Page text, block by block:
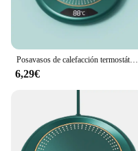
Posavasos de calefacción termostática Xiaomi, posavasos de taza calefactora USB con ajuste de 3 velocidades, calor de temperatura constante de 55 grados para el hogar
6,29€